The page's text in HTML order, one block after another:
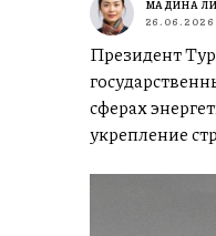
МАДИНА ЛИ
26.06.2026
Президент
сферах
укрепление